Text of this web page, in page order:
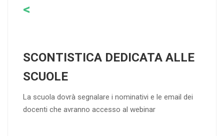
<
SCONTISTICA DEDICATA ALLE
SCUOLE
La scuola dovrà segnalare i nominativi e le email dei
docenti che avranno accesso al webinar